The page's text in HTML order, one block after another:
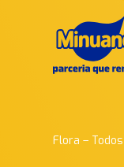
Flora –